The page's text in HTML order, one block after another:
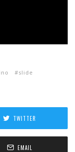
slide
TWITTER
EMAIL